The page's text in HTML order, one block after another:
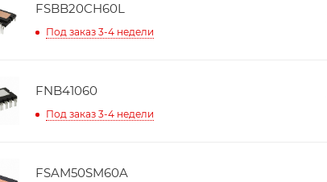
FSBB20CH60L
Под заказ 3-4 недели
FNB41060
Под заказ 3-4 недели
FSAM50SM60A